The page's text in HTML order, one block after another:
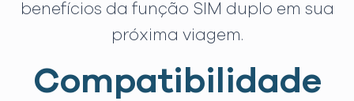
benefícios da função SIM duplo em sua
próxima viagem.
Compatibilidade